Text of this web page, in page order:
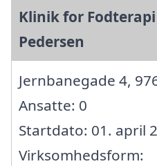
Klinik for
Pedersen
Jernbanegade 4,
Ansatte: 0
Startdato: 01. april
Virksomhedsform: